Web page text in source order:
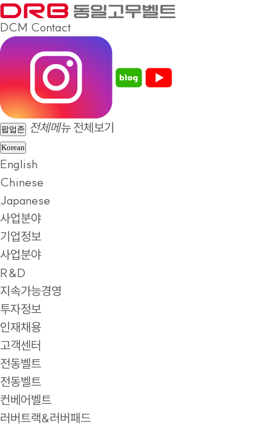
DCM Contact
팝업존 전체메뉴 전체보기
Korean
English
Chinese
Japanese
사업분야
기업정보
사업분야
R&D
지속가능경영
투자정보
인재채용
고객센터
전동벨트
전동벨트
컨베어벨트
러버트랙&러버패드